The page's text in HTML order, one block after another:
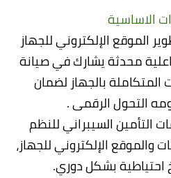
الاساسية
الموقع الإلكتروني للجهاز
محدثة يشارك في صيانة
المتكاملة بالجهاز لضمان
التحول الرقمى .
التأمين السيبراني للنظم
والموقع الإلكتروني للجهاز،
احتياطية بشكل دوري.